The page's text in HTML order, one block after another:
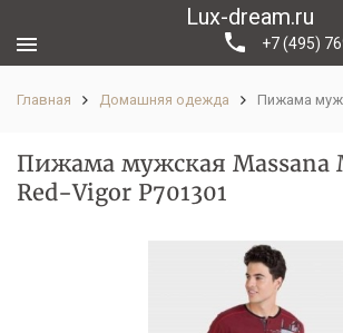
Lux-dream.ru
+7 (495)
Главная Домашняя одежда Пижама
Пижама мужская Massana
Red-Vigor P701301